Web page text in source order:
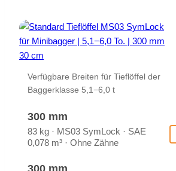
Ver­füg­ba­re Brei­ten für Tief­löf­fel der
Bag­ger­klas­se 5,1−6,0 t
300 mm
83 kg · MS03 Sym­Lock · SAE
0,078 m³ · Ohne Zäh­ne
300 mm